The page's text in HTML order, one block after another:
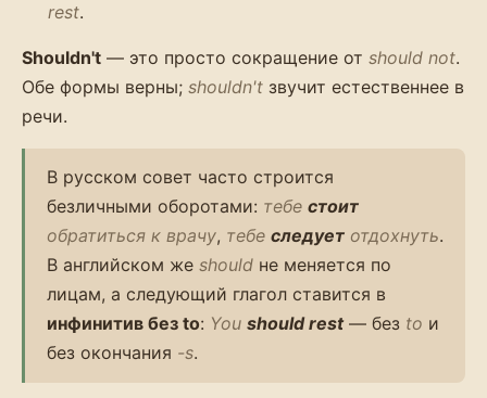
rest.
Shouldn't — это просто сокращение от should not.
Обе формы верны; shouldn't звучит естественнее в
речи.
В русском совет часто строится
безличными оборотами: тебе стоит
обратиться к врачу, тебе следует отдохнуть.
В английском же should не меняется по
лицам, а следующий глагол ставится в
инфинитив без to: You should rest— без to и
без окончания -s.